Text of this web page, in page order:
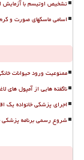
تشخیص اوتیسم با آزمایش
اسامی ماسکهای صورت و
ممنوعیت ورود حیوانات
ناگفته هایی از آمپول های
اجرای پزشکی خانواده یک
شروع رسمی برنامه پزشکی خانواده در